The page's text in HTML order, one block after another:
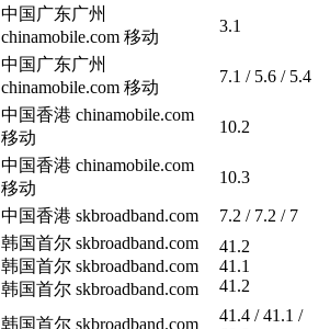
中国广东广州
chinamobile.com 移动
3.1
中国广东广州
chinamobile.com 移动
7.1 / 5.6 / 5.4
中国香港 chinamobile.com
移动
10.2
中国香港 chinamobile.com
移动
10.3
中国香港 skbroadband.com 7.2 / 7.2 / 7
韩国首尔 skbroadband.com
韩国首尔 skbroadband.com
韩国首尔 skbroadband.com
41.2
41.1
41.2
韩国首尔 skbroadband.com
41.4 / 41.1 /